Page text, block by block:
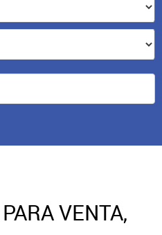
VENTA,